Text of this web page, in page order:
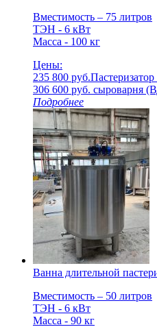
Вместимость – 75 литров
ТЭН - 6 кВт
Масса - 100 кг
Цены:
235 800 руб.
306 600 руб. cыроварня
Подробнее
Ванна длительной
Вместимость – 50 литров
ТЭН - 6 кВт
Масса - 90 кг